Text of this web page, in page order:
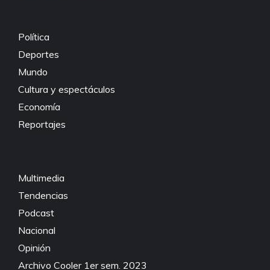
Política
Deportes
Mundo
Cultura y espectáculos
Economía
Reportajes
Multimedia
Tendencias
Podcast
Nacional
Opinión
Archivo Cooler 1er sem. 2023